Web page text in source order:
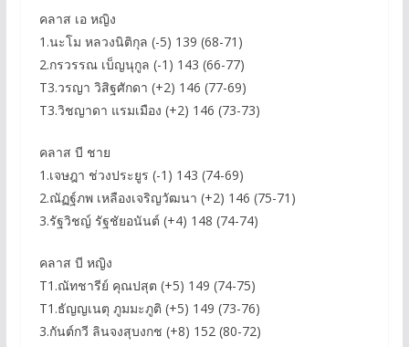
คลาส เอ หญิง
1.นะโม หลวงนิติกุล (-5) 139 (68-71)
2.กรวรรณ เบ็ญนุกูล (-1) 143 (66-77)
T3.วรญา วิสิฐศักดา (+2) 146 (77-69)
T3.วิชญาดา แรมเมือง (+2) 146 (73-73)
คลาส บี ชาย
1.เจษฎา ช่วงประยูร (-1) 143 (74-69)
2.ณัฏฐ์ภพ เหลืองเจริญวัฒนา (+2) 146 (75-71)
3.รัฐวิชญ์ รัฐชัยอนันต์ (+4) 148 (74-74)
คลาส บี หญิง
T1.ณัทชารีย์ คุณปสุต (+5) 149 (74-75)
T1.ธัญญเนตุ ภูมมะภูติ (+5) 149 (73-76)
3.กันต์กวี ลินจงสุบงกช (+8) 152 (80-72)